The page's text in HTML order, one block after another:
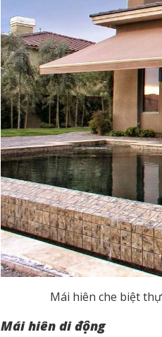
Mái hiên che biệt
Mái hiên di động